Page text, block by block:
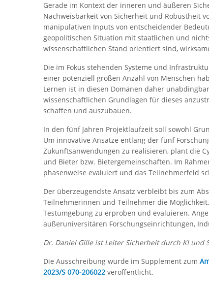
Gerade im Kontext der inneren und äußeren
Nachweisbarkeit von Sicherheit und Robustheit
manipulativen Inputs von entscheidender
geopolitischen Situation mit staatlichen und
wissenschaftlichen Stand orientiert sind,
Die im Fokus stehenden Systeme und
einer potenziell großen Anzahl von Menschen
Lernen ist in diesen Domänen daher
wissenschaftlichen Grundlagen für dieses
schaffen und auszubauen.
In den fünf Jahren Projektlaufzeit soll sowohl
Um innovative Ansätze entlang der fünf
Zukunftsanwendungen zu realisieren, plant die
und Bieter bzw. Bietergemeinschaften. Im
phasenweise evaluiert und das Teilnehmerfeld
Der überzeugendste Ansatz verbleibt bis zum
Teilnehmerinnen und Teilnehmer die
Testumgebung zu erproben und evaluieren.
außeruniversitären Forschungseinrichtungen,
Dr. Daniel Gille ist Leiter Sicherheit durch KI und
Die Ausschreibung wurde im Supplement zum
2023/S 070-206022 veröffentlicht.